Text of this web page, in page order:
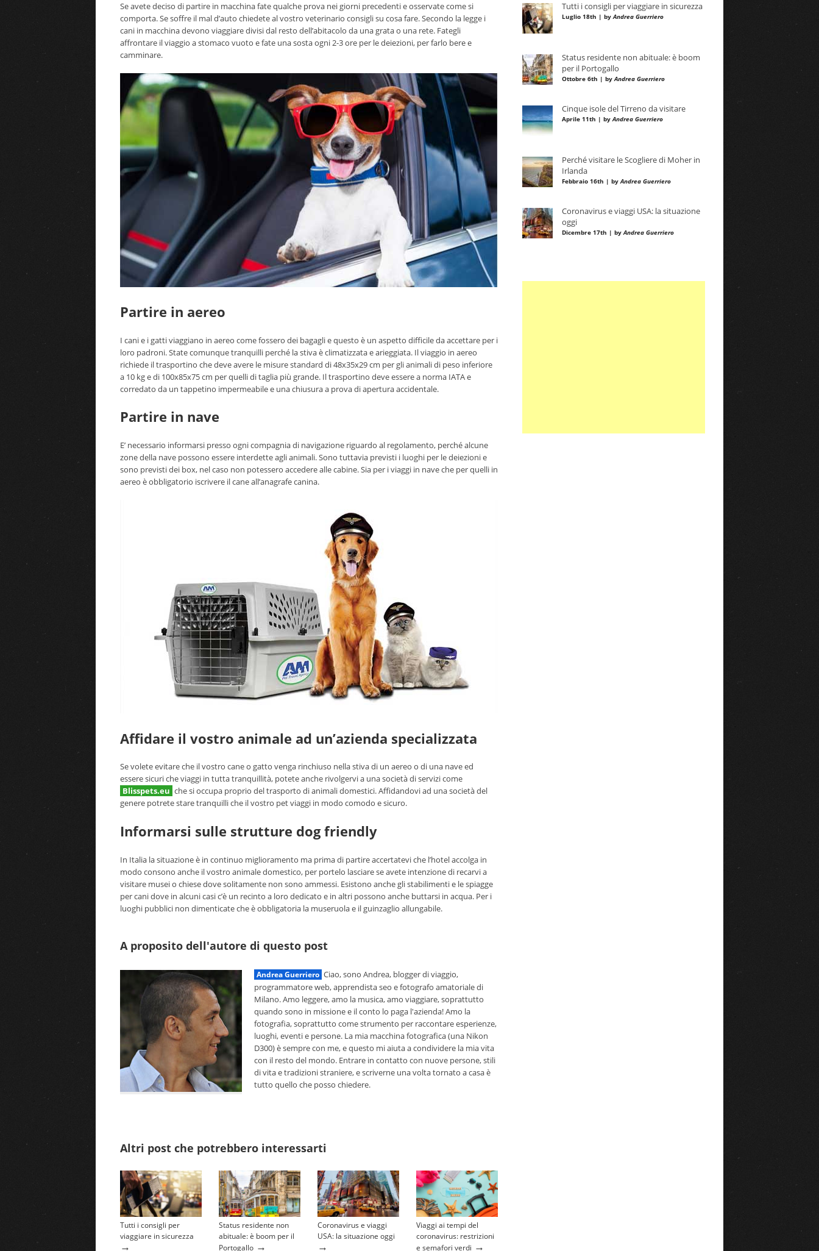
Se avete deciso di partire in macchina fate qualche prova nei giorni precedenti e osservate come si
comporta. Se soffre il mal d’auto chiedete al vostro veterinario consigli su cosa fare. Secondo la legge i
cani in macchina devono viaggiare divisi dal resto dell’abitacolo da una grata o una rete. Fategli
affrontare il viaggio a stomaco vuoto e fate una sosta ogni 2-3 ore per le deiezioni, per farlo bere e
camminare.
Partire in aereo
I cani e i gatti viaggiano in aereo come fossero dei bagagli e questo è un aspetto difficile da accettare per i
loro padroni. State comunque tranquilli perché la stiva è climatizzata e arieggiata. Il viaggio in aereo
richiede il trasportino che deve avere le misure standard di 48x35x29 cm per gli animali di peso inferiore
a 10 kg e di 100x85x75 cm per quelli di taglia più grande. Il trasportino deve essere a norma IATA e
corredato da un tappetino impermeabile e una chiusura a prova di apertura accidentale.
Partire in nave
E’ necessario informarsi presso ogni compagnia di navigazione riguardo al regolamento, perché alcune
zone della nave possono essere interdette agli animali. Sono tuttavia previsti i luoghi per le deiezioni e
sono previsti dei box, nel caso non potessero accedere alle cabine. Sia per i viaggi in nave che per quelli in
aereo è obbligatorio iscrivere il cane all’anagrafe canina.
Affidare il vostro animale ad un’azienda specializzata
Se volete evitare che il vostro cane o gatto venga rinchiuso nella stiva di un aereo o di una nave ed
essere sicuri che viaggi in tutta tranquillità, potete anche rivolgervi a una società di servizi come
Blisspets.eu che si occupa proprio del trasporto di animali domestici. Affidandovi ad una società del
genere potrete stare tranquilli che il vostro pet viaggi in modo comodo e sicuro.
Informarsi sulle strutture dog friendly
In Italia la situazione è in continuo miglioramento ma prima di partire accertatevi che l’hotel accolga in
modo consono anche il vostro animale domestico, per portelo lasciare se avete intenzione di recarvi a
visitare musei o chiese dove solitamente non sono ammessi. Esistono anche gli stabilimenti e le spiagge
per cani dove in alcuni casi c’è un recinto a loro dedicato e in altri possono anche buttarsi in acqua. Per i
luoghi pubblici non dimenticate che è obbligatoria la museruola e il guinzaglio allungabile.
A proposito dell'autore di questo post
Andrea Guerriero Ciao, sono Andrea, blogger di viaggio,
programmatore web, apprendista seo e fotografo amatoriale di
Milano. Amo leggere, amo la musica, amo viaggiare, soprattutto
quando sono in missione e il conto lo paga l'azienda! Amo la
fotografia, soprattutto come strumento per raccontare esperienze,
luoghi, eventi e persone. La mia macchina fotografica (una Nikon
D300) è sempre con me, e questo mi aiuta a condividere la mia vita
con il resto del mondo. Entrare in contatto con nuove persone, stili
di vita e tradizioni straniere, e scriverne una volta tornato a casa è
tutto quello che posso chiedere.
Altri post che potrebbero interessarti
Tutti i consigli per
viaggiare in sicurezza
→
Status residente non
abituale: è boom per il
Portogallo →
Coronavirus e viaggi
USA: la situazione oggi
→
Viaggi ai tempi del
coronavirus: restrizioni
e semafori verdi →
Tutti i consigli per viaggiare in sicurezza
Luglio 18th | byAndrea Guerriero
Status residente non abituale: è boom
per il Portogallo
Ottobre 6th | byAndrea Guerriero
Cinque isole del Tirreno da visitare
Aprile 11th | byAndrea Guerriero
Perché visitare le Scogliere di Moher in
Irlanda
Febbraio 16th | byAndrea Guerriero
Coronavirus e viaggi USA: la situazione
oggi
Dicembre 17th | byAndrea Guerriero